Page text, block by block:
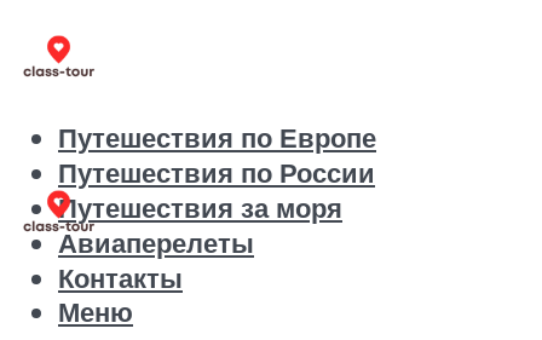
Путешествия по Европе
Путешествия по России
Путешествия за моря
Авиаперелеты
Контакты
Меню